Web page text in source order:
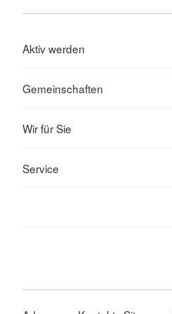
Aktiv werden
Gemeinschaften
Wir für Sie
Service